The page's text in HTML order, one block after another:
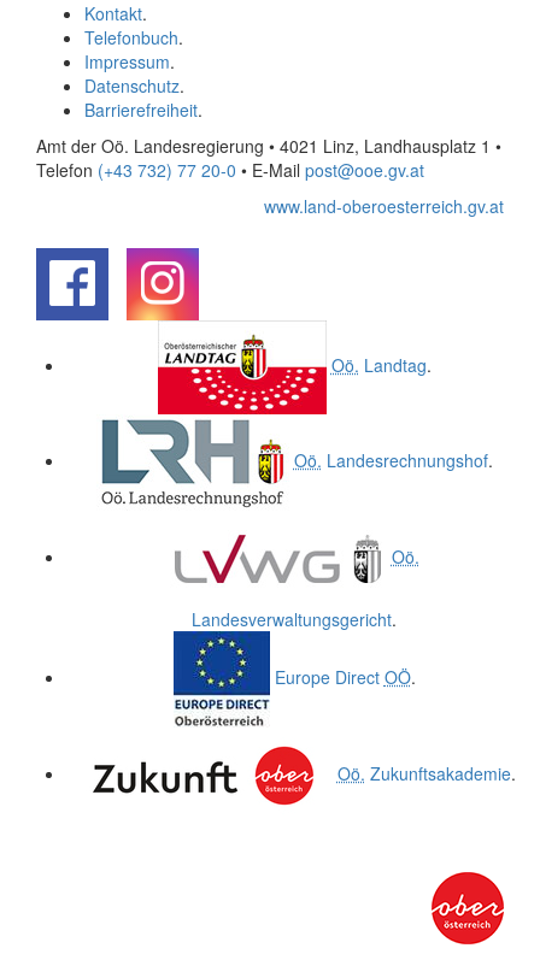
Kontakt.
Telefonbuch.
Impressum.
Datenschutz.
Barrierefreiheit.
Amt der Oö. Landesregierung • 4021 Linz, Landhausplatz 1 •
Telefon (+43 732) 77 20-0 • E-Mail post@ooe.gv.at
www.land-oberoesterreich.gv.at
Oö. Landtag.
Oö. Landesrechnungshof.
Oö.
Landesverwaltungsgericht.
Europe Direct OÖ.
Oö. Zukunftsakademie.